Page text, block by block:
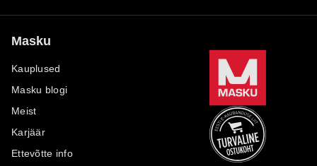
Masku
Kauplused
Masku blogi
Meist
Karjäär
Ettevõtte info